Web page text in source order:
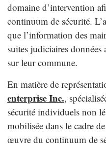
domaine d’intervention
continuum de sécurité.
que l’information des
suites judiciaires
sur leur commune.
En matière de
enterprise Inc.,
sécurité individuels non
mobilisée dans le cadre
œuvre du continuum de